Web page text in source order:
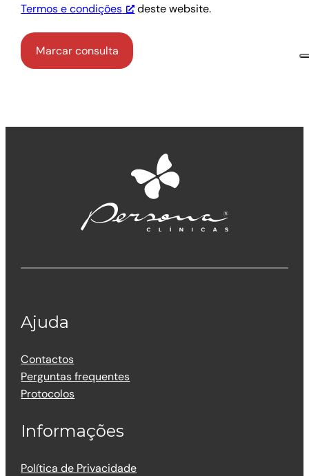
Termos e condições
deste website.
Ajuda
Contactos
Perguntas frequentes
Protocolos
Informações
Política de Privacidade